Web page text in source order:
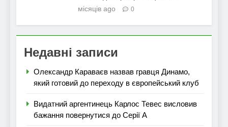
місяців ago
0
Недавні записи
Олександр Караваєв назвав гравця Динамо,
який готовий до переходу в європейський клуб
Видатний аргентинець Карлос Тевес висловив
бажання повернутися до Серії А